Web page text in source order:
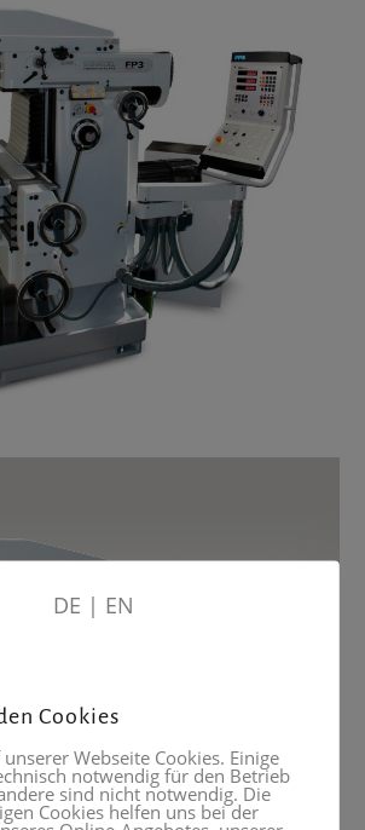
DE | EN
Cookies
Webseite Cookies. Einige
notwendig für den Betrieb
sind nicht notwendig. Die
Cookies helfen uns bei der